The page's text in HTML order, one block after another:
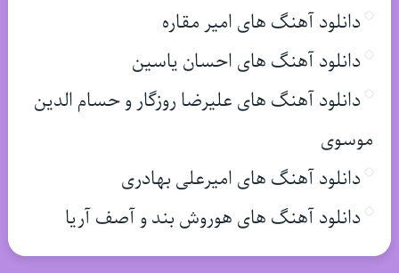
دانلود آهنگ های امیر مقاره
دانلود آهنگ های احسان یاسین
دانلود آهنگ های علیرضا روزگار و حسام الدین
موسوی
دانلود آهنگ های امیرعلی بهادری
دانلود آهنگ های هوروش بند و آصف آریا